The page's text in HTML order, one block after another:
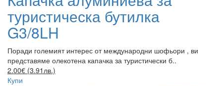
туристическа бутилка
G3/8LH
Поради големият интерес от международни шофьори , ви
представяме олекотена капачка за туристически б..
2.00€ (3.91лв.)
Купи